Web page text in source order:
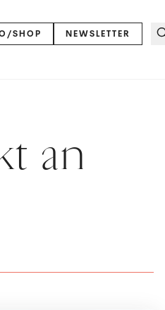
SHOP NEWSLETTER
an